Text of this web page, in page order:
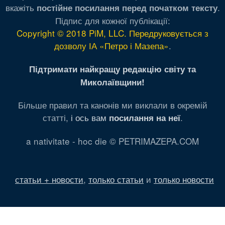
вкажіть постійне посилання перед початком тексту.
Підпис для кожної публікації:
Copyright © 2018 PiM, LLC. Передруковується з
дозволу ІА «Петро і Мазепа».
Підтримати найкращу редакцію світу та
Миколаївщини!
Більше правил та канонів ми виклали в окремій
статті, і ось вам посилання на неї.
a nativitate - hoc die © PETRIMAZEPA.COM
статьи + новости, только статьи и только новости